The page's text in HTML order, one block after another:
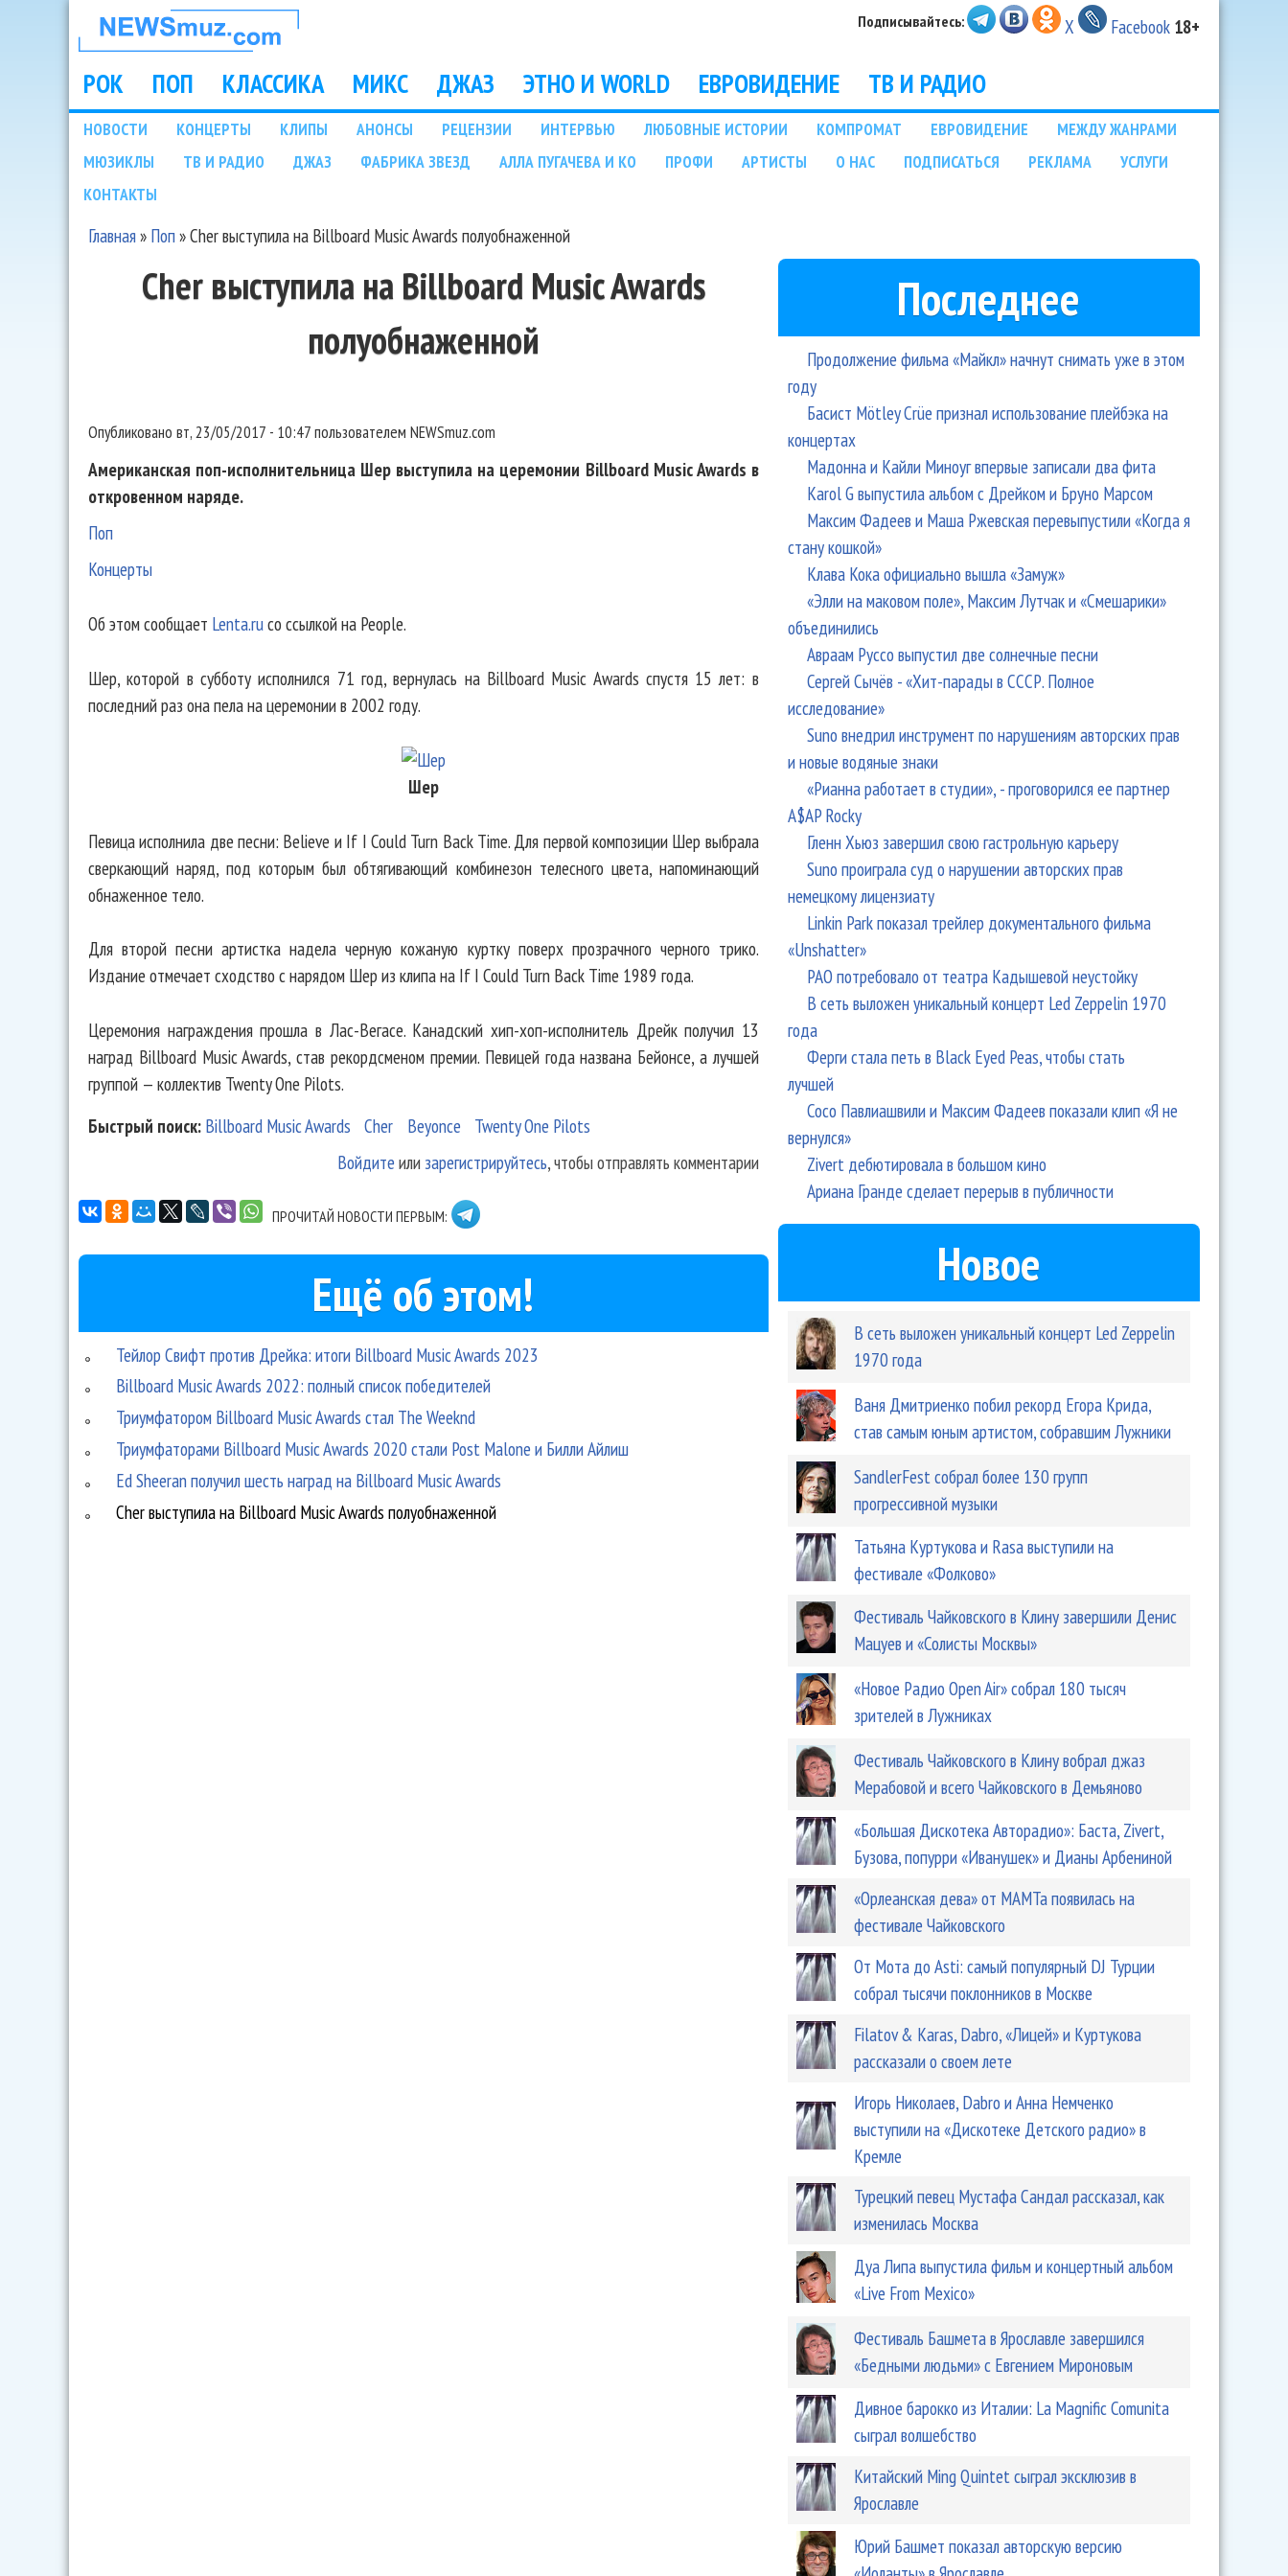
НОВОСТИ
МУЗЫКИ И
ШОУ БИЗНЕСА
NEWSMUZ.COM
Подписывайтесь: X Facebook 18+
Main menu
РОК ПОП КЛАССИКА МИКС ДЖАЗ ЭТНО И WORLD ЕВРОВИДЕНИЕ ТВ И РАДИО
Подразделы
НОВОСТИ КОНЦЕРТЫ КЛИПЫ АНОНСЫ РЕЦЕНЗИИ ИНТЕРВЬЮ ЛЮБОВНЫЕ ИСТОРИИ КОМПРОМАТ ЕВРОВИДЕНИЕ
МЕЖДУ ЖАНРАМИ
МЮЗИКЛЫ
ТВ И РАДИО ДЖАЗ ФАБРИКА ЗВЕЗД АЛЛА ПУГАЧЕВА И КО ПРОФИ АРТИСТЫ О НАС ПОДПИСАТЬСЯ РЕКЛАМА
УСЛУГИ
КОНТАКТЫ
Главная» Поп»Cher выступила на Billboard Music Awards полуобнаженной
Cher выступила на Billboard Music Awards
полуобнаженной
Опубликовано вт, 23/05/2017 - 10:47пользователем NEWSmuz.com
Американская поп-исполнительница Шер выступила на церемонии Billboard Music Awards в
откровенном наряде.
Поп
Концерты
Об этом сообщает Lenta.ruсо ссылкой на People.
Шер, которой в субботу исполнился 71 год, вернулась на Billboard Music Awards спустя 15 лет: в
последний раз она пела на церемонии в 2002 году.
Шер
Певица исполнила две песни: Believe и If I Could Turn Back Time. Для первой композиции Шер выбрала
сверкающий наряд, под которым был обтягивающий комбинезон телесного цвета, напоминающий
обнаженное тело.
Для второй песни артистка надела черную кожаную куртку поверх прозрачного черного трико.
Издание отмечает сходство с нарядом Шер из клипа на If I Could Turn Back Time 1989 года.
Церемония награждения прошла в Лас-Вегасе. Канадский хип-хоп-исполнитель Дрейк получил 13
наград Billboard Music Awards, став рекордсменом премии. Певицей года названа Бейонсе, а лучшей
группой — коллектив Twenty One Pilots.
Быстрый поиск: Billboard Music Awards Cher Beyonce
Twenty One Pilots
Войдите или зарегистрируйтесь, чтобы отправлять комментарии
ПРОЧИТАЙ НОВОСТИ ПЕРВЫМ:
Ещё об этом!
Тейлор Свифт против Дрейка: итоги Billboard Music Awards 2023
Billboard Music Awards 2022: полный список победителей
Триумфатором Billboard Music Awards стал The Weeknd
Триумфаторами Billboard Music Awards 2020 стали Post Malone и Билли Айлиш
Ed Sheeran получил шесть наград на Billboard Music Awards
Cher выступила на Billboard Music Awards полуобнаженной
Последнее
Продолжение фильма «Майкл» начнут снимать уже в этом
году
Басист Mötley Crüe признал использование плейбэка на
концертах
Мадонна и Кайли Миноуг впервые записали два фита
Karol G выпустила альбом с Дрейком и Бруно Марсом
Максим Фадеев и Маша Ржевская перевыпустили «Когда я
стану кошкой»
Клава Кока официально вышла «Замуж»
«Элли на маковом поле», Максим Лутчак и «Смешарики»
объединились
Авраам Руссо выпустил две солнечные песни
Сергей Сычёв - «Хит-парады в СССР. Полное
исследование»
Suno внедрил инструмент по нарушениям авторских прав
и новые водяные знаки
«Рианна работает в студии», - проговорился ее партнер
A$AP Rocky
Гленн Хьюз завершил свою гастрольную карьеру
Suno проиграла суд о нарушении авторских прав
немецкому лицензиату
Linkin Park показал трейлер документального фильма
«Unshatter»
РАО потребовало от театра Кадышевой неустойку
В сеть выложен уникальный концерт Led Zeppelin 1970
года
Ферги стала петь в Black Eyed Peas, чтобы стать
лучшей
Сосо Павлиашвили и Максим Фадеев показали клип «Я не
вернулся»
Zivert дебютировала в большом кино
Ариана Гранде сделает перерыв в публичности
Новое
В сеть выложен уникальный концерт Led Zeppelin
1970 года
Ваня Дмитриенко побил рекорд Егора Крида,
став самым юным артистом, собравшим Лужники
SandlerFest собрал более 130 групп
прогрессивной музыки
Татьяна Куртукова и Rasa выступили на
фестивале «Фолково»
Фестиваль Чайковского в Клину завершили Денис
Мацуев и «Солисты Москвы»
«Новое Радио Open Air» собрал 180 тысяч
зрителей в Лужниках
Фестиваль Чайковского в Клину вобрал джаз
Мерабовой и всего Чайковского в Демьяново
«Большая Дискотека Авторадио»: Баста, Zivert,
Бузова, попурри «Иванушек» и Дианы Арбениной
«Орлеанская дева» от МАМТа появилась на
фестивале Чайковского
От Мота до Asti: самый популярный DJ Турции
собрал тысячи поклонников в Москве
Filatov & Karas, Dabro, «Лицей» и Куртукова
рассказали о своем лете
Игорь Николаев, Dabro и Анна Немченко
выступили на «Дискотеке Детского радио» в
Кремле
Турецкий певец Мустафа Сандал рассказал, как
изменилась Москва
Дуа Липа выпустила фильм и концертный альбом
«Live From Mexico»
Фестиваль Башмета в Ярославле завершился
«Бедными людьми» с Евгением Мироновым
Дивное барокко из Италии: La Magnific Comunita
сыграл волшебство
Китайский Ming Quintet сыграл эксклюзив в
Ярославле
Юрий Башмет показал авторскую версию